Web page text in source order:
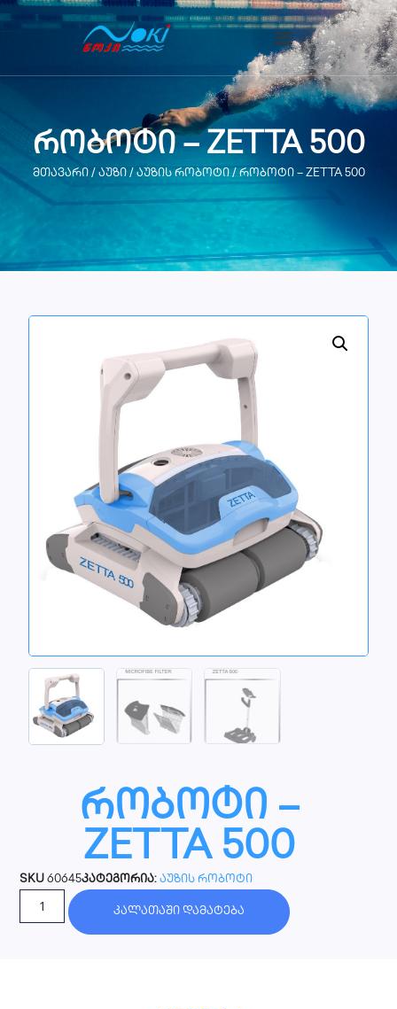
რობოტი – ZETTA 500
მთავარი/ აუზი/ აუზის რობოტი/ რობოტი – ZETTA 500
რობოტი –
ZETTA 500
SKU60645კატეგორია: აუზის რობოტი
კალათაში დამატება